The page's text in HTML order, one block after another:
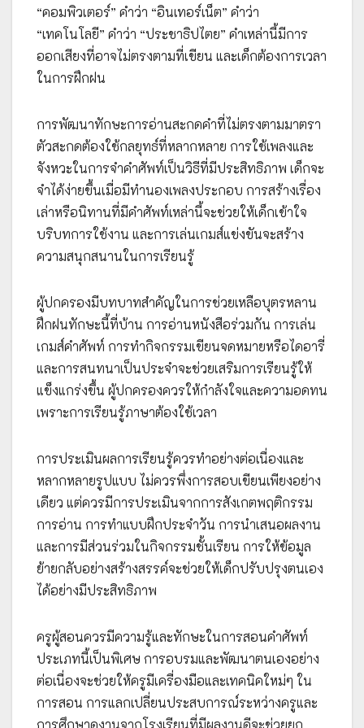
“คอมพิวเตอร์” คำว่า “อินเทอร์เน็ต” คำว่า
“เทคโนโลยี” คำว่า “ประชาธิปไตย” คำเหล่านี้มีการ
ออกเสียงที่อาจไม่ตรงตามที่เขียน และเด็กต้องการเวลา
ในการฝึกฝน
การพัฒนาทักษะการอ่านสะกดคำที่ไม่ตรงตามมาตรา
ตัวสะกดต้องใช้กลยุทธ์ที่หลากหลาย การใช้เพลงและ
จังหวะในการจำคำศัพท์เป็นวิธีที่มีประสิทธิภาพ เด็กจะ
จำได้ง่ายขึ้นเมื่อมีทำนองเพลงประกอบ การสร้างเรื่อง
เล่าหรือนิทานที่มีคำศัพท์เหล่านี้จะช่วยให้เด็กเข้าใจ
บริบทการใช้งาน และการเล่นเกมส์แข่งขันจะสร้าง
ความสนุกสนานในการเรียนรู้
ผู้ปกครองมีบทบาทสำคัญในการช่วยเหลือบุตรหลาน
ฝึกฝนทักษะนี้ที่บ้าน การอ่านหนังสือร่วมกัน การเล่น
เกมส์คำศัพท์ การทำกิจกรรมเขียนจดหมายหรือไดอารี่
และการสนทนาเป็นประจำจะช่วยเสริมการเรียนรู้ให้
แข็งแกร่งขึ้น ผู้ปกครองควรให้กำลังใจและความอดทน
เพราะการเรียนรู้ภาษาต้องใช้เวลา
การประเมินผลการเรียนรู้ควรทำอย่างต่อเนื่องและ
หลากหลายรูปแบบ ไม่ควรพึ่งการสอบเขียนเพียงอย่าง
เดียว แต่ควรมีการประเมินจากการสังเกตพฤติกรรม
การอ่าน การทำแบบฝึกประจำวัน การนำเสนอผลงาน
และการมีส่วนร่วมในกิจกรรมชั้นเรียน การให้ข้อมูล
ย้ายกลับอย่างสร้างสรรค์จะช่วยให้เด็กปรับปรุงตนเอง
ได้อย่างมีประสิทธิภาพ
ครูผู้สอนควรมีความรู้และทักษะในการสอนคำศัพท์
ประเภทนี้เป็นพิเศษ การอบรมและพัฒนาตนเองอย่าง
ต่อเนื่องจะช่วยให้ครูมีเครื่องมือและเทคนิคใหม่ๆ ใน
การสอน การแลกเปลี่ยนประสบการณ์ระหว่างครูและ
การศึกษาดูงานจากโรงเรียนที่มีผลงานดีจะช่วยยก